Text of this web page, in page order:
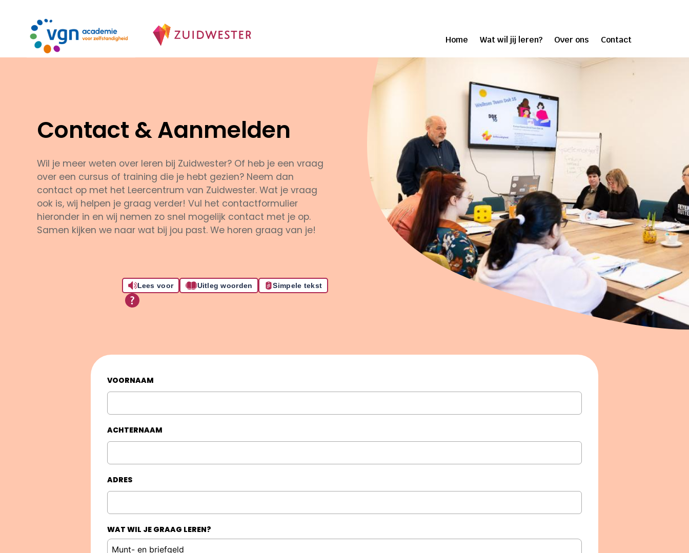
Home Wat wil jij leren? Over ons Contact
Contact & Aanmelden
Wil je meer weten over leren bij Zuidwester? Of heb je een vraag
over een cursus of training die je hebt gezien? Neem dan
contact op met het Leercentrum van Zuidwester. Wat je vraag
ook is, wij helpen je graag verder! Vul het contactformulier
hieronder in en wij nemen zo snel mogelijk contact met je op.
Samen kijken we naar wat bij jou past. We horen graag van je!
Lees voor Uitleg woorden Simpele tekst
VOORNAAM
ACHTERNAAM
ADRES
WAT WIL JE GRAAG LEREN?